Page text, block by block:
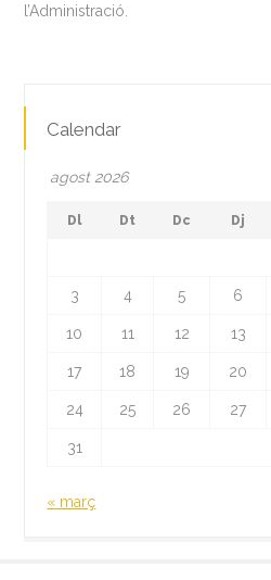
l’Administració.
Calendar
agost 2026
Dl Dt Dc Dj
3 4 5 6
10 11 12 13
17 18 19 20
24 25 26 27
31
« març